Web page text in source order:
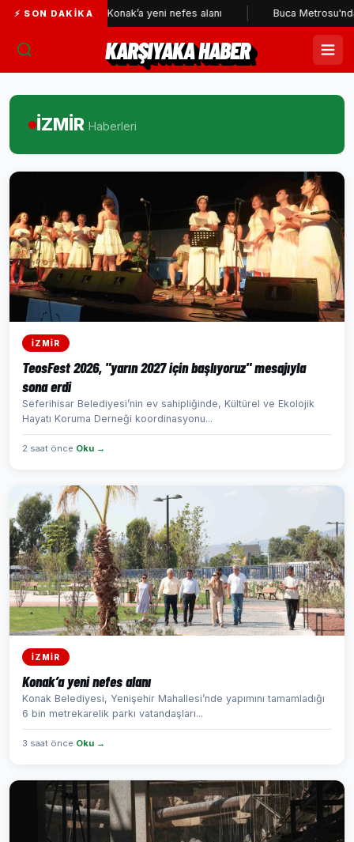
⚡ SON DAKIKA
Konak’a yeni nefes alanı Buca Metrosu'nda tünellerin
KARŞIYAKA HABER
İZMİR Haberleri
İZMİR
TeosFest 2026, "yarın 2027 için başlıyoruz" mesajıyla
sona erdi
Seferihisar Belediyesi’nin ev sahipliğinde, Kültürel ve Ekolojik
Hayatı Koruma Derneği koordinasyonu...
2 saat önce Oku →
İZMİR
Konak’a yeni nefes alanı
Konak Belediyesi, Yenişehir Mahallesi’nde yapımını tamamladığı
6 bin metrekarelik parkı vatandaşları...
3 saat önce Oku →